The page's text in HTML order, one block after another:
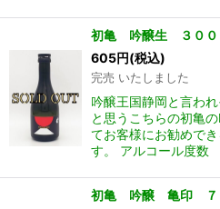
初亀 吟醸生 ３００
605円(税込)
完売 いたしました
吟醸王国静岡と言わ
と思うこちらの初亀
てお客様にお勧めで
す。 アルコール度
初亀 吟醸 亀印 ７